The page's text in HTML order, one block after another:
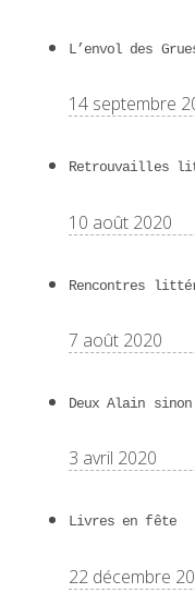
L’envol des
14 septembre
Retrouvailles
10 août 2020
Rencontres
7 août 2020
Deux Alain
3 avril 2020
Livres en fête
22 décembre